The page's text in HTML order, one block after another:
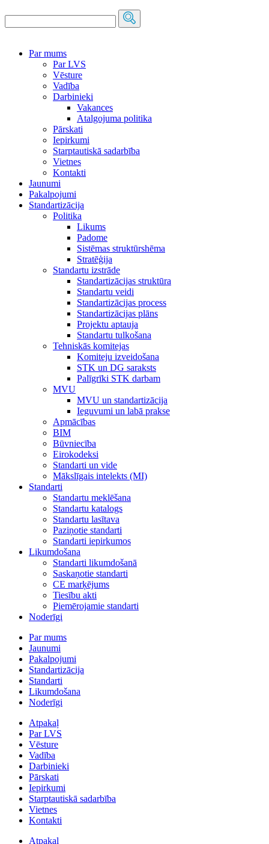
Par mums
Par LVS
Vēsture
Vadība
Darbinieki
Vakances
Atalgojuma politika
Pārskati
Iepirkumi
Starptautiskā sadarbība
Vietnes
Kontakti
Jaunumi
Pakalpojumi
Standartizācija
Politika
Likums
Padome
Sistēmas struktūrshēma
Stratēģija
Standartu izstrāde
Standartizācijas struktūra
Standartu veidi
Standartizācijas process
Standartizācijas plāns
Projektu aptauja
Standartu tulkošana
Tehniskās komitejas
Komiteju izveidošana
STK un DG saraksts
Palīgrīki STK darbam
MVU
MVU un standartizācija
Ieguvumi un labā prakse
Apmācības
BIM
Būvniecība
Eirokodeksi
Standarti un vide
Mākslīgais intelekts (MI)
Standarti
Standartu meklēšana
Standartu katalogs
Standartu lasītava
Paziņotie standarti
Standarti iepirkumos
Likumdošana
Standarti likumdošanā
Saskaņotie standarti
CE marķējums
Tiesību akti
Piemērojamie standarti
Noderīgi
Par mums
Jaunumi
Pakalpojumi
Standartizācija
Standarti
Likumdošana
Noderīgi
Atpakaļ
Par LVS
Vēsture
Vadība
Darbinieki
Pārskati
Iepirkumi
Starptautiskā sadarbība
Vietnes
Kontakti
Atpakaļ